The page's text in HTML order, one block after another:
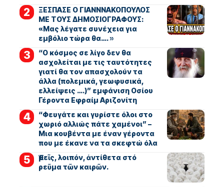
ΞΕΣΠΑΣΕ Ο ΓΙΑΝΝΝΑΚΟΠΟΥΛΟΣ
ΜΕ ΤΟΥΣ ΔΗΜΟΣΙΟΓΡΑΦΟΥΣ:
«Μας λέγατε συνέχεια για
εμβόλιο τώρα θα…. »
“Ο κόσμος σε λίγο δεν θα
ασχολείται με τις ταυτότητες
γιατί θα τον απασχολούν τα
άλλα (πολεμικά, γεωφυσικά,
ελλείψεις ….)” εμφάνιση Οσίου
Γέροντα Εφραίμ Αριζονίτη
“Φευγάτε και γυρίστε όλοι στο
χωριό αλλιώς πάτε χαμένοι” –
Μια κουβέντα με έναν γέροντα
που με έκανε να τα σκεφτώ όλα
Ἐμεῖς, λοιπόν, ἀντίθετα στό
ρεῦμα τῶν καιρῶν.